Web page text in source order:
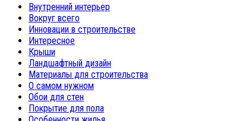
Внутренний интерьер
Вокруг всего
Инновации в строительстве
Интересное
Крыши
Ландшафтный дизайн
Материалы для строительства
О самом нужном
Обои для стен
Покрытие для пола